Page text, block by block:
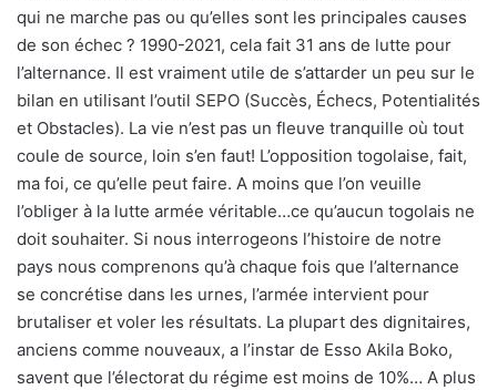
qui ne marche pas ou qu’elles sont les principales causes
de son échec ? 1990-2021, cela fait 31 ans de lutte pour
l’alternance. Il est vraiment utile de s’attarder un peu sur le
bilan en utilisant l’outil SEPO (Succès, Échecs, Potentialités
et Obstacles). La vie n’est pas un fleuve tranquille où tout
coule de source, loin s’en faut! L’opposition togolaise, fait,
ma foi, ce qu’elle peut faire. A moins que l’on veuille
l’obliger à la lutte armée véritable…ce qu’aucun togolais ne
doit souhaiter. Si nous interrogeons l’histoire de notre
pays nous comprenons qu’à chaque fois que l’alternance
se concrétise dans les urnes, l’armée intervient pour
brutaliser et voler les résultats. La plupart des dignitaires,
anciens comme nouveaux, a l’instar de Esso Akila Boko,
savent que l’électorat du régime est moins de 10%… A plus